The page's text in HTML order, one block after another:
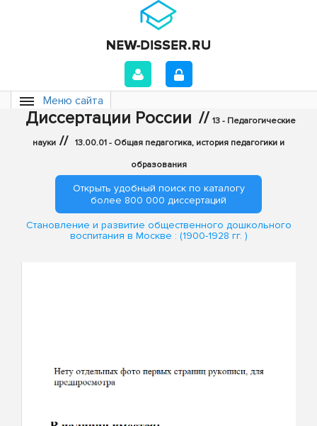
Меню сайта
Диссертации России // 13 - Педагогические
науки // 13.00.01 - Общая педагогика, история педагогики и
образования
Открыть удобный поиск по каталогу
более 800 000 диссертаций
Становление и развитие общественного дошкольного
воспитания в Москве : (1900-1928 гг. )